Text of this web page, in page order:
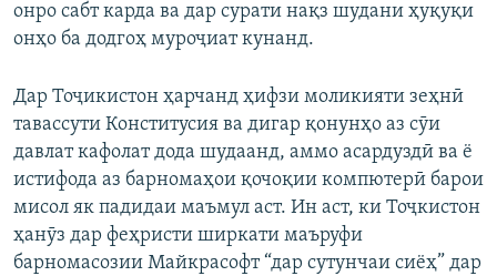
онро сабт карда ва дар сурати нақз шудани ҳуқуқи
онҳо ба додгоҳ муроҷиат кунанд.
Дар Тоҷикистон ҳарчанд ҳифзи моликияти зеҳнӣ
тавассути Конститусия ва дигар қонунҳо аз сӯи
давлат кафолат дода шудаанд, аммо асардуздӣ ва ё
истифода аз барномаҳои қочоқии компютерӣ барои
мисол як падидаи маъмул аст. Ин аст, ки Тоҷкистон
ҳанӯз дар феҳристи ширкати маъруфи
барномасозии Майкрасофт “дар сутунчаи сиёҳ” дар